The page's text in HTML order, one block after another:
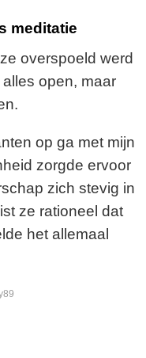
meditatie
overspoeld werd
open, maar
op ga met mijn
zorgde ervoor
zich stevig in
ze rationeel dat
het allemaal